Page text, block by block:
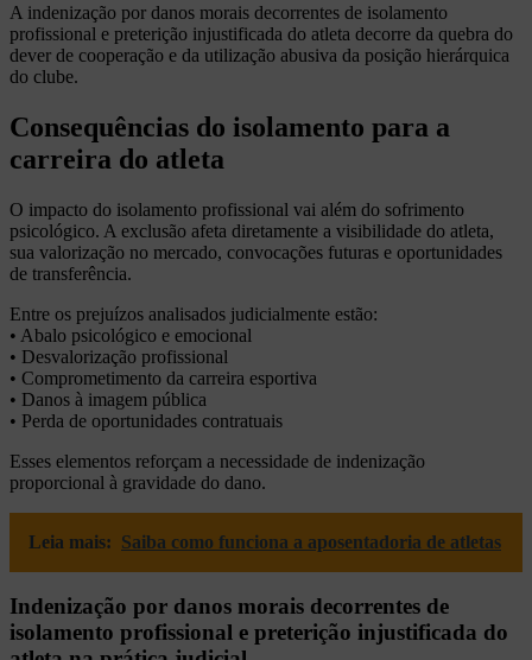
A indenização por danos morais decorrentes de isolamento
profissional e preterição injustificada do atleta decorre da quebra do
dever de cooperação e da utilização abusiva da posição hierárquica
do clube.
Consequências do isolamento para a
carreira do atleta
O impacto do isolamento profissional vai além do sofrimento
psicológico. A exclusão afeta diretamente a visibilidade do atleta,
sua valorização no mercado, convocações futuras e oportunidades
de transferência.
Entre os prejuízos analisados judicialmente estão:
• Abalo psicológico e emocional
• Desvalorização profissional
• Comprometimento da carreira esportiva
• Danos à imagem pública
• Perda de oportunidades contratuais
Esses elementos reforçam a necessidade de indenização
proporcional à gravidade do dano.
Leia mais: Saiba como funciona a aposentadoria de atletas
Indenização por danos morais decorrentes de
isolamento profissional e preterição injustificada do